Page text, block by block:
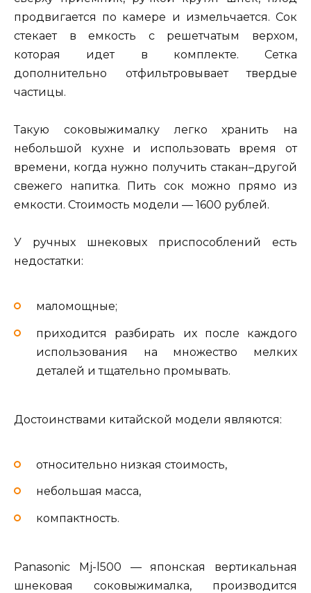
продвигается по камере и измельчается. Сок
стекает в емкость с решетчатым верхом,
которая идет в комплекте. Сетка
дополнительно отфильтровывает твердые
частицы.
Такую соковыжималку легко хранить на
небольшой кухне и использовать время от
времени, когда нужно получить стакан–другой
свежего напитка. Пить сок можно прямо из
емкости. Стоимость модели — 1600 рублей.
У ручных шнековых приспособлений есть
недостатки:
маломощные;
приходится разбирать их после каждого
использования на множество мелких
деталей и тщательно промывать.
Достоинствами китайской модели являются:
относительно низкая стоимость,
небольшая масса,
компактность.
Panasonic Mj-l500 — японская вертикальная
шнековая соковыжималка, производится